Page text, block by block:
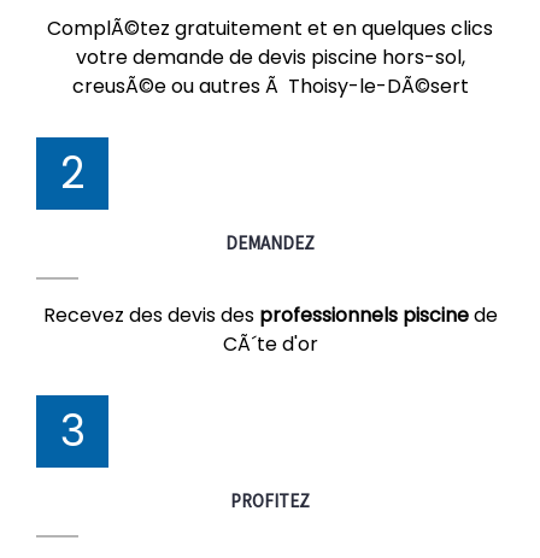
ComplÃ©tez gratuitement et en quelques clics
votre demande de devis piscine hors-sol,
creusÃ©e ou autres Ã Thoisy-le-DÃ©sert
2
DEMANDEZ
Recevez des devis des professionnels piscinede
CÃ´te d'or
3
PROFITEZ